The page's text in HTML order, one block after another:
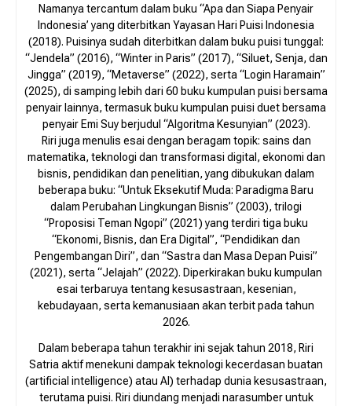
Namanya tercantum dalam buku “Apa dan Siapa Penyair
Indonesia’ yang diterbitkan Yayasan Hari Puisi Indonesia
(2018). Puisinya sudah diterbitkan dalam buku puisi tunggal:
“Jendela” (2016), “Winter in Paris” (2017), “Siluet, Senja, dan
Jingga” (2019), “Metaverse” (2022), serta “Login Haramain”
(2025), di samping lebih dari 60 buku kumpulan puisi bersama
penyair lainnya, termasuk buku kumpulan puisi duet bersama
penyair Emi Suy berjudul “Algoritma Kesunyian” (2023).
Riri juga menulis esai dengan beragam topik: sains dan
matematika, teknologi dan transformasi digital, ekonomi dan
bisnis, pendidikan dan penelitian, yang dibukukan dalam
beberapa buku: “Untuk Eksekutif Muda: Paradigma Baru
dalam Perubahan Lingkungan Bisnis” (2003), trilogi
“Proposisi Teman Ngopi” (2021) yang terdiri tiga buku
“Ekonomi, Bisnis, dan Era Digital”, “Pendidikan dan
Pengembangan Diri”, dan “Sastra dan Masa Depan Puisi”
(2021), serta “Jelajah” (2022). Diperkirakan buku kumpulan
esai terbaruya tentang kesusastraan, kesenian,
kebudayaan, serta kemanusiaan akan terbit pada tahun
2026.
Dalam beberapa tahun terakhir ini sejak tahun 2018, Riri
Satria aktif menekuni dampak teknologi kecerdasan buatan
(artificial intelligence) atau AI) terhadap dunia kesusastraan,
terutama puisi. Riri diundang menjadi narasumber untuk